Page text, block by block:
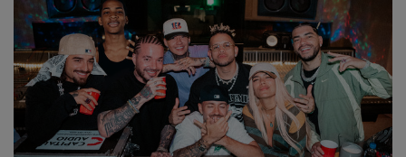
HOT 30
DANCEFLOOR CHART
RADIO ACADEMY